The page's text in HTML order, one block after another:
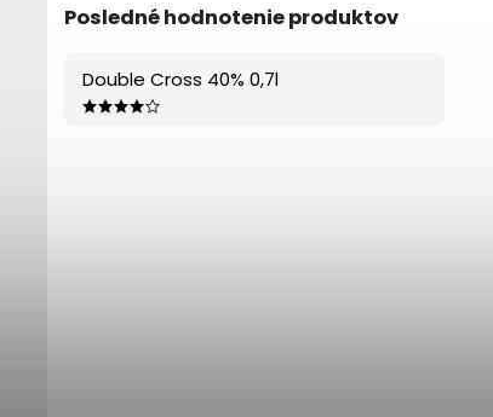
Posledné hodnotenie produktov
Double Cross 40% 0,7l